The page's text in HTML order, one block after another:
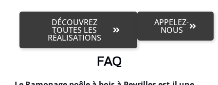
DÉCOUVREZ
TOUTES LES
RÉALISATIONS
APPELEZ-
NOUS
FAQ